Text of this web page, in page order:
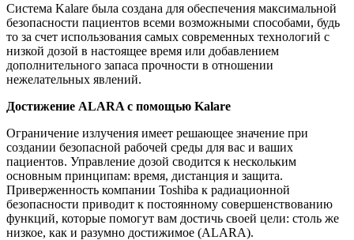
Система Kalare была создана для обеспечения максимальной
безопасности пациентов всеми возможными способами, будь
то за счет использования самых современных технологий с
низкой дозой в настоящее время или добавлением
дополнительного запаса прочности в отношении
нежелательных явлений.
Достижение ALARA с помощью Kalare
Ограничение излучения имеет решающее значение при
создании безопасной рабочей среды для вас и ваших
пациентов. Управление дозой сводится к нескольким
основным принципам: время, дистанция и защита.
Приверженность компании Toshiba к радиационной
безопасности приводит к постоянному совершенствованию
функций, которые помогут вам достичь своей цели: столь же
низкое, как и разумно достижимое (ALARA).